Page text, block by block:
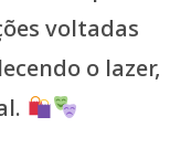
voltadas
o lazer,